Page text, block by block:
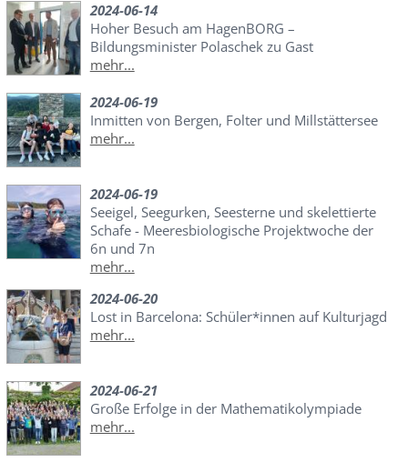
2024-06-14
Hoher Besuch am HagenBORG –
Bildungsminister Polaschek zu Gast
mehr...
2024-06-19
Inmitten von Bergen, Folter und Millstättersee
mehr...
2024-06-19
Seeigel, Seegurken, Seesterne und skelettierte
Schafe - Meeresbiologische Projektwoche der
6n und 7n
mehr...
2024-06-20
Lost in Barcelona: Schüler*innen auf Kulturjagd
mehr...
2024-06-21
Große Erfolge in der Mathematikolympiade
mehr...